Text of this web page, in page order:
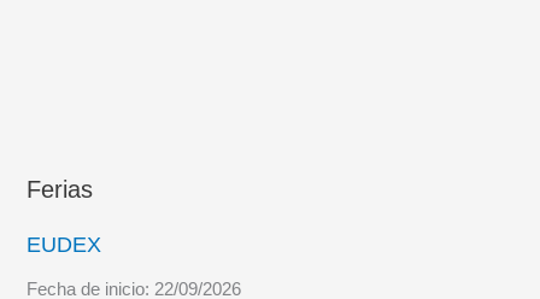
Ferias
EUDEX
Fecha de inicio:22/09/2026